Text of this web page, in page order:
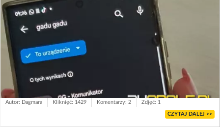
Autor: Dagmara Kliknięć: 1429 Komentarzy: 2 Zdjęć: 1
CZYTAJ DALEJ >>